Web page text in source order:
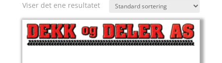
Viser det ene resultatet